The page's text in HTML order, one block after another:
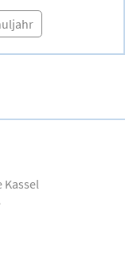
Kassel